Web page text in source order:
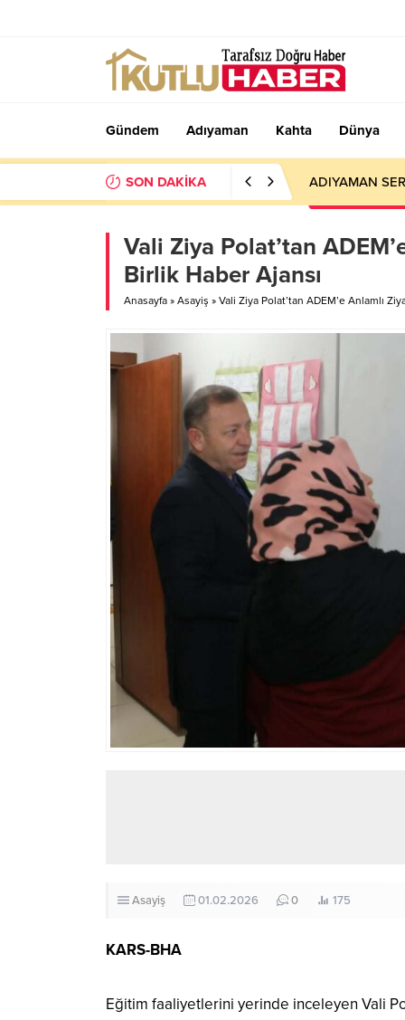
Gündem Adıyaman Kahta Dünya
SON DAKİKA ADIYAMAN
Vali Ziya Polat’tan
Birlik Haber Ajansı
Anasayfa » Asayiş » Vali Ziya Polat’tan ADEM’e Anlamlı
Asayiş 01.02.2026 0 175
KARS-BHA
Eğitim faaliyetlerini yerinde inceleyen Vali